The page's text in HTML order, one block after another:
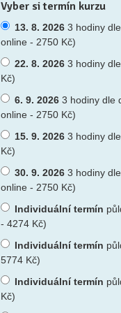
Vyber si termín kurzu
13. 8. 2026 3 hodiny
online - 2750 Kč)
22. 8. 2026 3 hodiny
Kč)
6. 9. 2026 3 hodiny dle
online - 2750 Kč)
15. 9. 2026 3 hodiny
Kč)
30. 9. 2026 3 hodiny
online - 2750 Kč)
Individuální termín
- 4274 Kč)
Individuální termín
5774 Kč)
Individuální termín
Kč)